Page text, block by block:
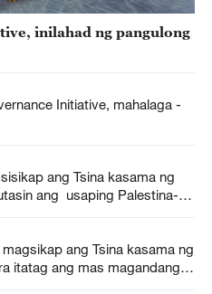
inilahad ng pangulong
Initiative, mahalaga -
ang Tsina kasama ng
ang usaping Palestina-
ang Tsina kasama ng
itatag ang mas magandang